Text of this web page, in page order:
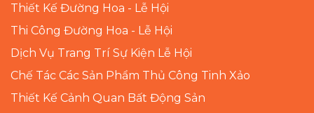
Thiết Kế Đường Hoa - Lễ Hội
Thi Công Đường Hoa - Lễ Hội
Dịch Vụ Trang Trí Sự Kiện Lễ Hội
Chế Tác Các Sản Phẩm Thủ Công Tinh Xảo
Thiết Kế Cảnh Quan Bất Động Sản